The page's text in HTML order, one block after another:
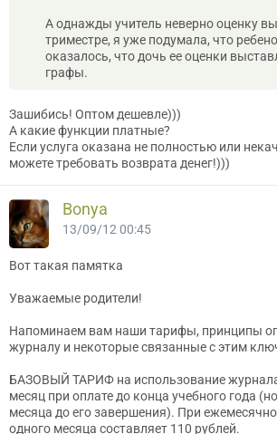
А однажды учитель неверно оценку
триместре, я уже подумала, что
оказалось, что дочь ее оценки
графы.
Зашибись! Оптом дешевле)))
А какие функции платные?
Если услуга оказана не полностью или
можете требовать возврата денег!)))
Bonya
13/09/12 00:45
Вот такая памятка
Уважаемые родители!
Напоминаем вам наши тарифы, принципы
журналу и некоторые связанные с этим
БАЗОВЫЙ ТАРИФ на использование
месяц при оплате до конца учебного года
месяца до его завершения). При
одного месяца составляет 110 рублей.